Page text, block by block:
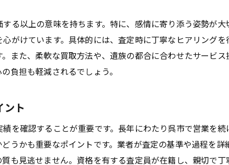
整理をスムーズに進めるための業者選びのポイント
的な業者選定で遺品整理を成功させる方法
での遺品整理を円滑に進める秘訣
る以上の意味を持ちます。特に、感情に寄り添う姿勢が
がけています。具体的には、査定時に丁寧なヒアリング
また、柔軟な買取方法や、遺族の都合に合わせたサービ
負担も軽減されるでしょう。
ント
を確認することが重要です。長年にわたり呉市で営業を
うかも重要なポイントです。業者が査定の基準や過程を
も見逃せません。資格を有する査定員が在籍し、親切で